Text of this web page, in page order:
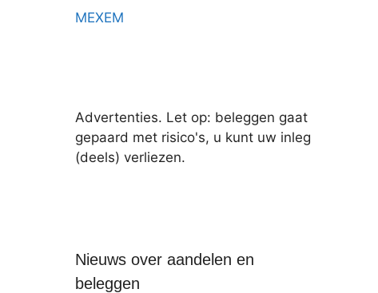
MEXEM
Advertenties. Let op: beleggen gaat
gepaard met risico's, u kunt uw inleg
(deels) verliezen.
Nieuws over aandelen en
beleggen